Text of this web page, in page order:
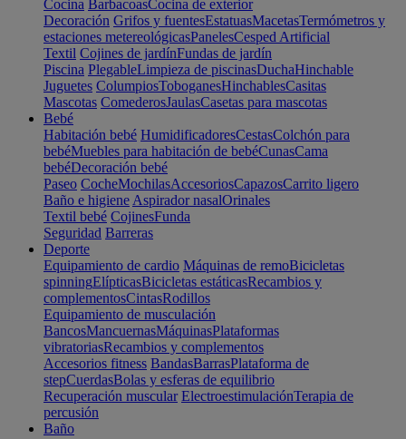
Cocina BarbacoasCocina de exterior
Decoración Grifos y fuentesEstatuasMacetasTermómetros y
estaciones metereológicasPanelesCesped Artificial
Textil Cojines de jardínFundas de jardín
Piscina PlegableLimpieza de piscinasDuchaHinchable
Juguetes ColumpiosToboganesHinchablesCasitas
Mascotas ComederosJaulasCasetas para mascotas
Bebé
Habitación bebé HumidificadoresCestasColchón para
bebéMuebles para habitación de bebéCunasCama
bebéDecoración bebé
Paseo CocheMochilasAccesoriosCapazosCarrito ligero
Baño e higiene Aspirador nasalOrinales
Textil bebé CojinesFunda
Seguridad Barreras
Deporte
Equipamiento de cardio Máquinas de remoBicicletas
spinningElípticasBicicletas estáticasRecambios y
complementosCintasRodillos
Equipamiento de musculación
BancosMancuernasMáquinasPlataformas
vibratoriasRecambios y complementos
Accesorios fitness BandasBarrasPlataforma de
stepCuerdasBolas y esferas de equilibrio
Recuperación muscular ElectroestimulaciónTerapia de
percusión
Baño